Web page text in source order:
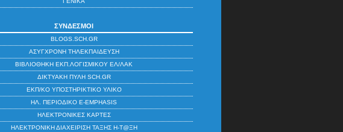
ΣΎΝΔΕΣΜΟΙ
BLOGS.SCH.GR
ΑΣΎΓΧΡΟΝΗ ΤΗΛΕΚΠΑΊΔΕΥΣΗ
ΒΙΒΛΙΟΘΉΚΗ ΕΚΠ.ΛΟΓΙΣΜΙΚΟΎ ΕΛ/ΛΑΚ
ΔΙΚΤΥΑΚΉ ΠΎΛΗ SCH.GR
ΕΚΠ/ΚΌ ΥΠΟΣΤΗΡΙΚΤΙΚΌ ΥΛΙΚΌ
ΗΛ. ΠΕΡΙΟΔΙΚΌ E-EMPHASIS
ΗΛΕΚΤΡΟΝΙΚΈΣ ΚΆΡΤΕΣ
ΗΛΕΚΤΡΟΝΙΚΉ ΔΙΑΧΕΊΡΙΣΗ ΤΆΞΗΣ Η-Τ@ΞΗ